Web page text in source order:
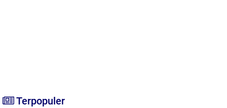
Terpopuler